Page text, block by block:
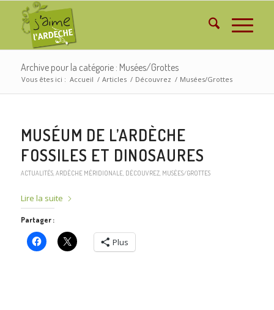
Archive pour la catégorie : Musées/Grottes
Vous êtes ici : Accueil / Articles / Découvrez / Musées/Grottes
MUSÉUM DE L’ARDÈCHE
FOSSILES ET DINOSAURES
ACTUALITÉS, ARDÈCHE MÉRIDIONALE, DÉCOUVREZ, MUSÉES/GROTTES
Lire la suite
Partager :
Plus